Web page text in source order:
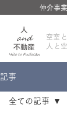
仲介事
空室
人と
記事
全ての記事